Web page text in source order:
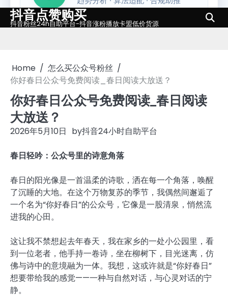
Skip
to
抖音点赞购买
抖音粉丝24h自助平台-抖音涨粉播放卡盟低价货源
Home
怎么买公众号粉丝
你好春日公众号免费阅读_春日阅读大放送？
你好春日公众号免费阅读_春日阅读
大放送？
2026年5月10日 by抖音24小时自助平台
春日轻吟：公众号里的诗意角落
春日的阳光像是一首温柔的诗歌，洒在每一个角落，唤醒
了沉睡的大地。在这个万物复苏的季节，我偶然间邂逅了
一个名为“你好春日”的公众号，它像是一股清泉，悄然流
进我的心田。
这让我不禁想起去年春天，我在家乡的一处小公园里，看
到一位老者，他手持一卷诗，坐在柳树下，目光迷离，仿
佛与诗中的意境融为一体。我想，这或许就是“你好春日”
想要带给我的感觉——一种与自然对话，与心灵对话的宁
静。